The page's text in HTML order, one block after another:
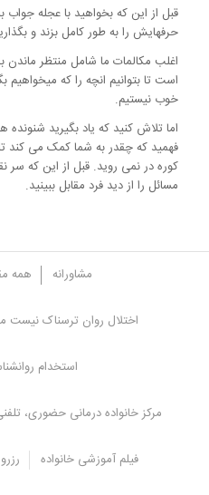
قبل از این که بخواهید با عجله جواب
حرفهایش را به طور کامل بزند و
اغلب مکالمات ما شامل منتظر ماندن
است تا بتوانیم انچه را که
خوب نیستیم.
اما تلاش کنید که یاد بگیرید
فهمید که چقدر به شما کمک می کند
کوره در نمی روید. قبل از این که
مسائل را از دید فرد مقابل ببینید.
مشاورانه همه
اختلال روان ترسناک نیست
استخدام
مرکز خانواده درمانی حضوری،
فیلم آموزشی خانواده
بسیاری از روابط زمانی که ما
به از هم پاشیدن می کند. این خود
حس می شود. برنامه ریزی زمانی